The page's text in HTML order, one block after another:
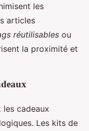
les
articles
réutilisables ou
la proximité et
cadeaux
Les kits de